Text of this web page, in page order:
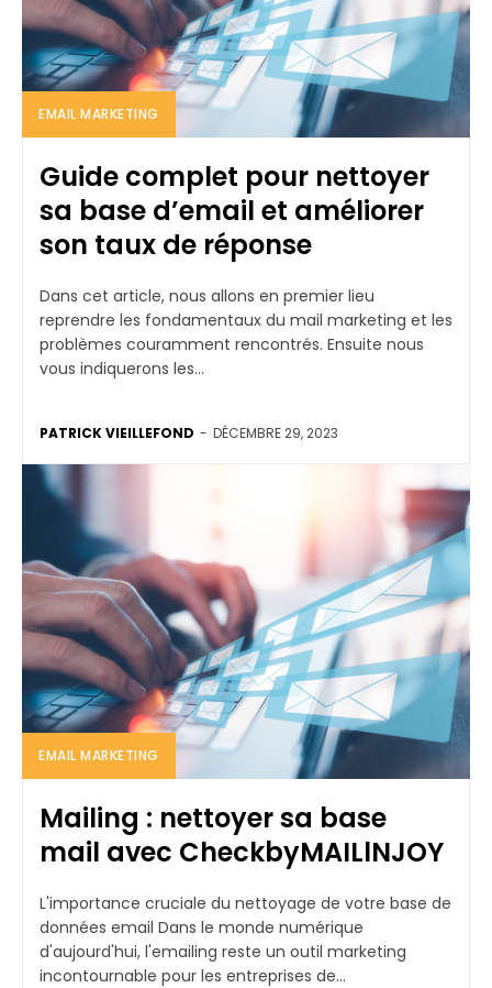
EMAIL MARKETING
Guide complet pour nettoyer
sa base d’email et améliorer
son taux de réponse
Dans cet article, nous allons en premier lieu
reprendre les fondamentaux du mail marketing et les
problèmes couramment rencontrés. Ensuite nous
vous indiquerons les...
PATRICK VIEILLEFOND - DÉCEMBRE 29, 2023
EMAIL MARKETING
Mailing : nettoyer sa base
mail avec CheckbyMAILlNJOY
L'importance cruciale du nettoyage de votre base de
données email Dans le monde numérique
d'aujourd'hui, l'emailing reste un outil marketing
incontournable pour les entreprises de...